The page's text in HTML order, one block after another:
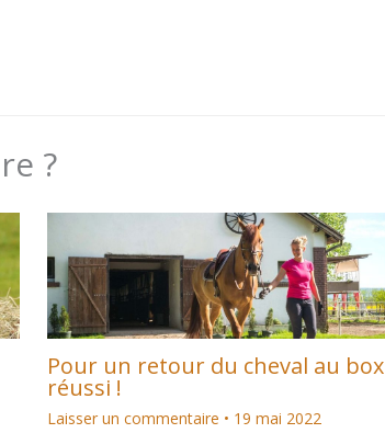
?
Pour un retour du cheval au box
réussi !
Laisser un commentaire • 19 mai 2022